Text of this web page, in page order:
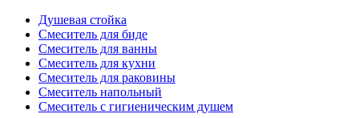
Душевая стойка
Смеситель для биде
Смеситель для ванны
Смеситель для кухни
Смеситель для раковины
Смеситель напольный
Смеситель с гигиеническим душем